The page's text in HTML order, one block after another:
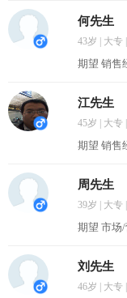
何先生
43岁 | 大专
期望 销售
江先生
45岁 | 大专
期望 销售
周先生
39岁 | 大专
期望 市场
刘先生
46岁 | 大专